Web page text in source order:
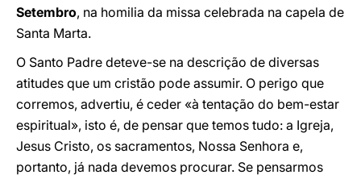
Setembro, na homilia da missa celebrada na capela de
Santa Marta.
O Santo Padre deteve-se na descrição de diversas
atitudes que um cristão pode assumir. O perigo que
corremos, advertiu, é ceder «à tentação do bem-estar
espiritual», isto é, de pensar que temos tudo: a Igreja,
Jesus Cristo, os sacramentos, Nossa Senhora e,
portanto, já nada devemos procurar. Se pensarmos